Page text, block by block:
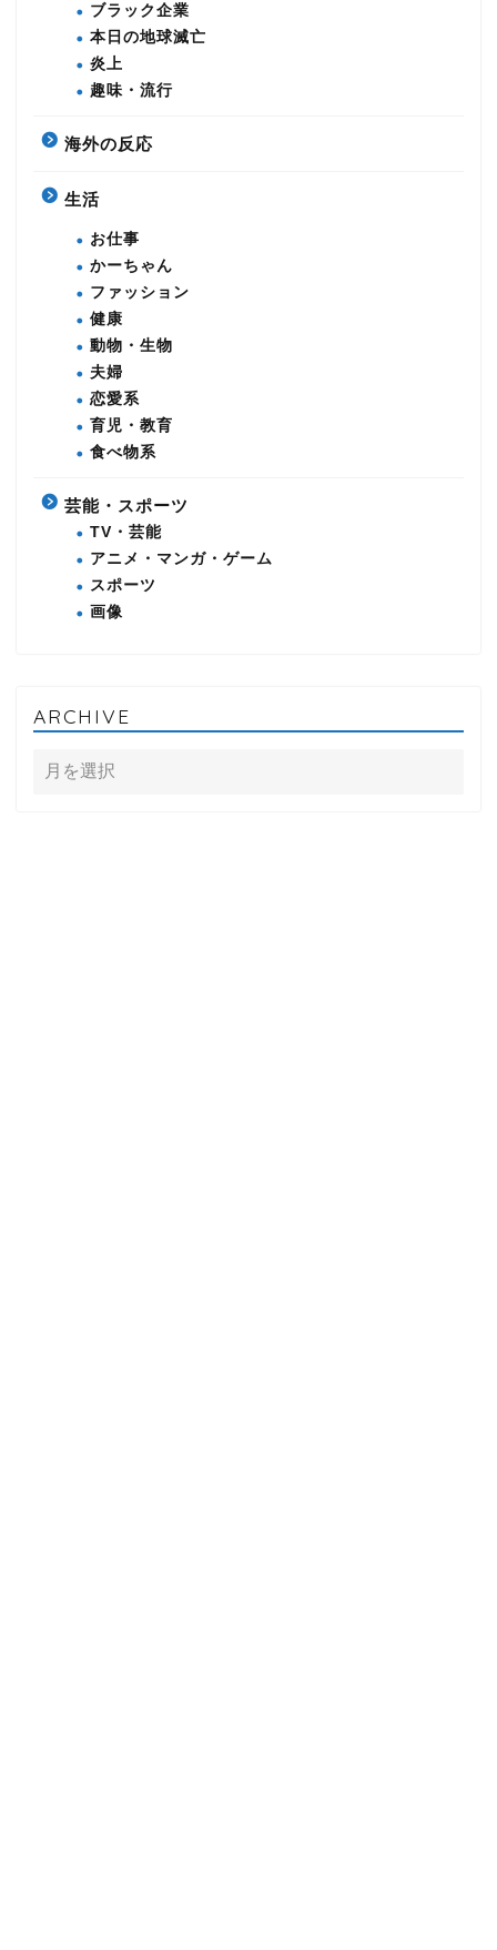
ブラック企業
本日の地球滅亡
炎上
趣味・流行
海外の反応
生活
お仕事
かーちゃん
ファッション
健康
動物・生物
夫婦
恋愛系
育児・教育
食べ物系
芸能・スポーツ
TV・芸能
アニメ・マンガ・ゲーム
スポーツ
画像
ARCHIVE